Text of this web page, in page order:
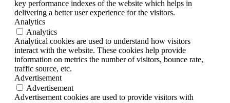
key performance indexes of the website which helps in
delivering a better user experience for the visitors.
Analytics
Analytics
Analytical cookies are used to understand how visitors
interact with the website. These cookies help provide
information on metrics the number of visitors, bounce rate,
traffic source, etc.
Advertisement
Advertisement
Advertisement cookies are used to provide visitors with